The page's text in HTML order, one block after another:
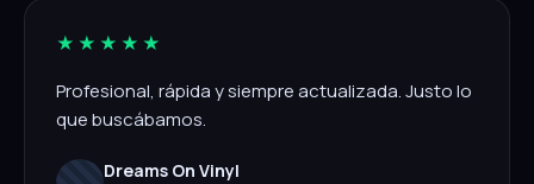
★★★★★
Profesional, rápida y siempre actualizada. Justo lo
que buscábamos.
Dreams On Vinyl